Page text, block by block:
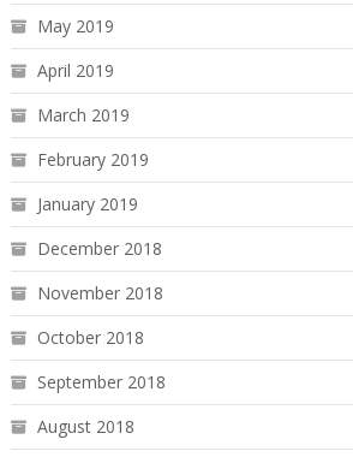
May 2019
April 2019
March 2019
February 2019
January 2019
December 2018
November 2018
October 2018
September 2018
August 2018